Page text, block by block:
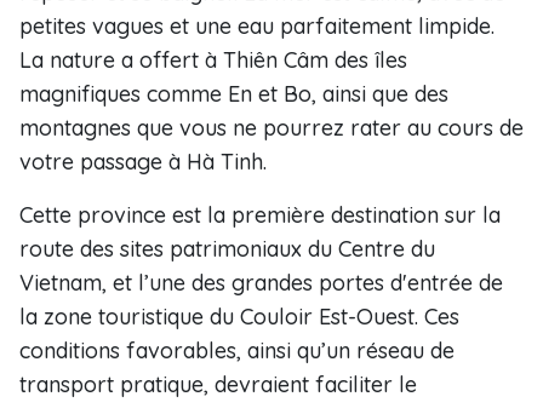
petites vagues et une eau parfaitement limpide.
La nature a offert à Thiên Câm des îles
magnifiques comme En et Bo, ainsi que des
montagnes que vous ne pourrez rater au cours de
votre passage à Hà Tinh.
Cette province est la première destination sur la
route des sites patrimoniaux du Centre du
Vietnam, et l’une des grandes portes d'entrée de
la zone touristique du Couloir Est-Ouest. Ces
conditions favorables, ainsi qu’un réseau de
transport pratique, devraient faciliter le